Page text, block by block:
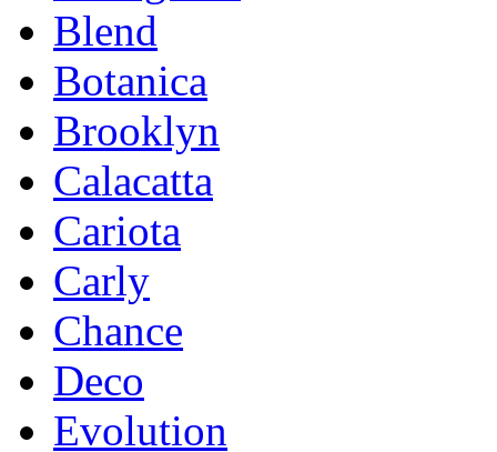
Blend
Botanica
Brooklyn
Calacatta
Cariota
Carly
Chance
Deco
Evolution